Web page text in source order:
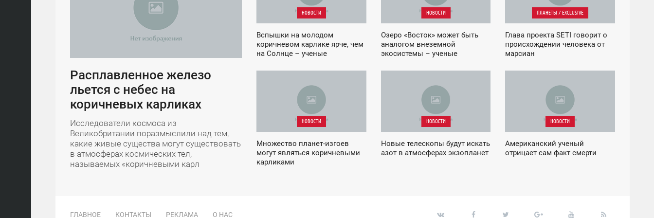
Расплавленное железо
льется с небес на
коричневых карликах
Исследователи космоса из
Великобритании поразмыслили над тем,
какие живые существа могут существовать
в атмосферах космических тел,
называемых «коричневыми карл
НОВОСТИ
Вспышки на молодом
коричневом карлике ярче, чем
на Солнце – ученые
НОВОСТИ
Озеро «Восток» может быть
аналогом внеземной
экосистемы – ученые
ПЛАНЕТЫ / EXCLUSIVE
Глава проекта SETI говорит о
происхождении человека от
марсиан
НОВОСТИ
Множество планет-изгоев
могут являться коричневыми
карликами
НОВОСТИ
Новые телескопы будут искать
азот в атмосферах экзопланет
НОВОСТИ
Американский ученый
отрицает сам факт смерти
ГЛАВНОЕ КОНТАКТЫ РЕКЛАМА О НАС